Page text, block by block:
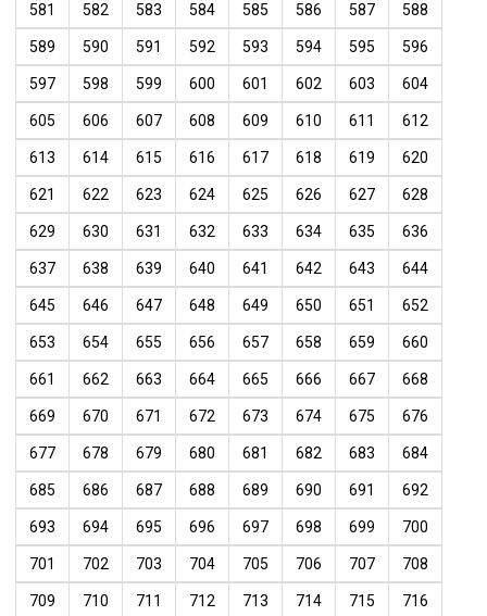
581 582 583 584 585 586 587 588
589 590 591 592 593 594 595 596
597 598 599 600 601 602 603 604
605 606 607 608 609 610 611 612
613 614 615 616 617 618 619 620
621 622 623 624 625 626 627 628
629 630 631 632 633 634 635 636
637 638 639 640 641 642 643 644
645 646 647 648 649 650 651 652
653 654 655 656 657 658 659 660
661 662 663 664 665 666 667 668
669 670 671 672 673 674 675 676
677 678 679 680 681 682 683 684
685 686 687 688 689 690 691 692
693 694 695 696 697 698 699 700
701 702 703 704 705 706 707 708
709 710 711 712 713 714 715 716